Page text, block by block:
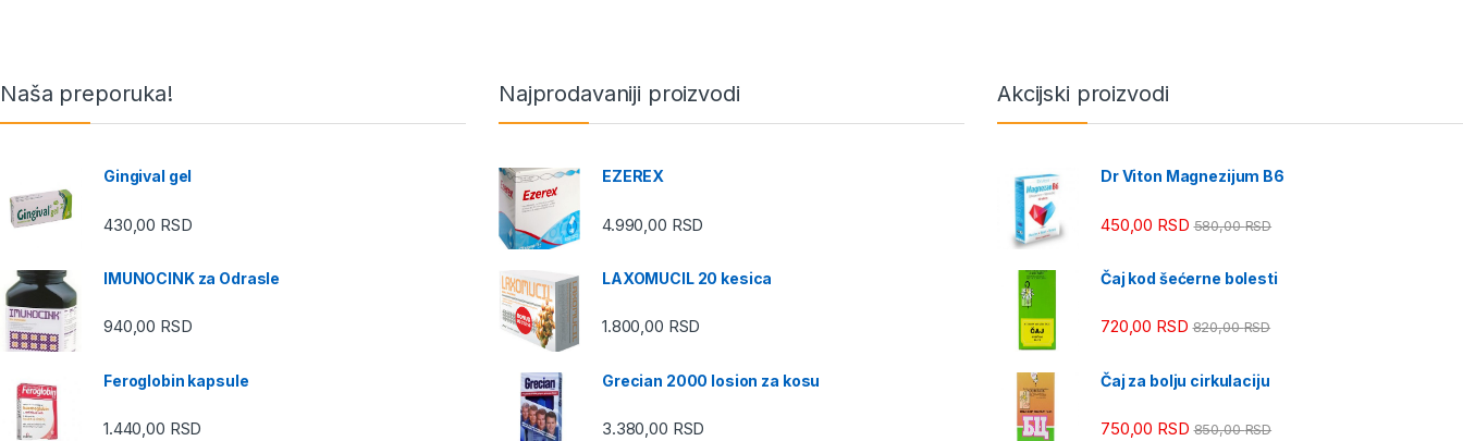
Naša preporuka!
Gingival gel
430,00 RSD
IMUNOCINK za Odrasle
940,00 RSD
Feroglobin kapsule
1.440,00 RSD
Najprodavaniji proizvodi
EZEREX
4.990,00 RSD
LAXOMUCIL 20 kesica
1.800,00 RSD
Grecian 2000 losion za kosu
3.380,00 RSD
Akcijski proizvodi
Dr Viton Magnezijum B6
450,00 RSD 580,00RSD
Čaj kod šećerne bolesti
720,00 RSD 820,00RSD
Čaj za bolju cirkulaciju
750,00 RSD 850,00RSD